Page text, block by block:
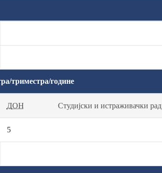
триместра/године
ДОН Студијски и истраживачки рад
5